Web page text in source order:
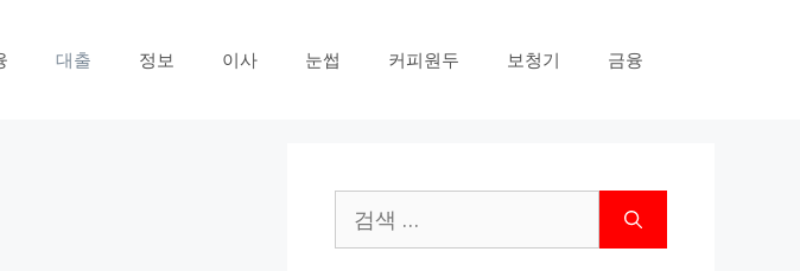
대출 정보 이사 눈썹 커피원두 보청기 금융
색: